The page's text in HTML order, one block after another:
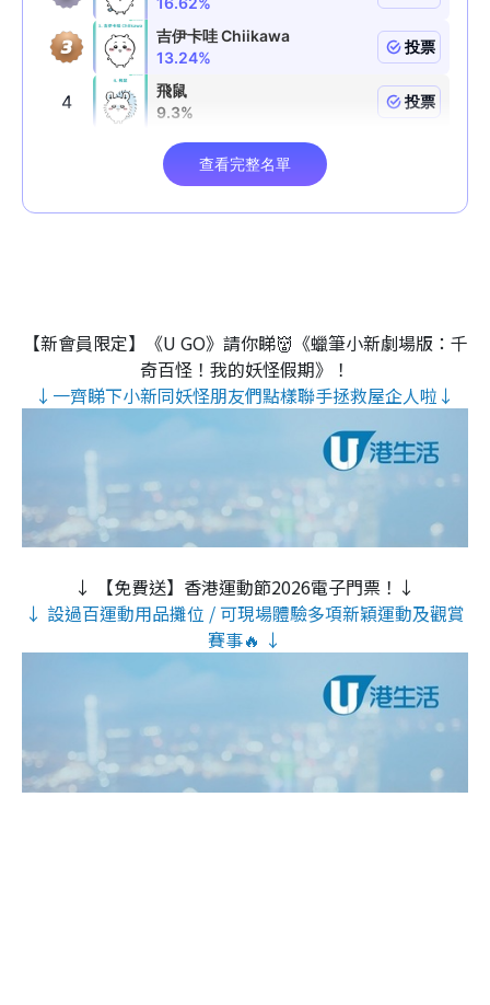
【新會員限定】《U GO》請你睇👹《蠟筆小新劇場版：千
奇百怪！我的妖怪假期》！
↓一齊睇下小新同妖怪朋友們點樣聯手拯救屋企人啦↓
↓ 【免費送】香港運動節2026電子門票！↓
↓ 設過百運動用品攤位 / 可現場體驗多項新穎運動及觀賞
賽事🔥 ↓